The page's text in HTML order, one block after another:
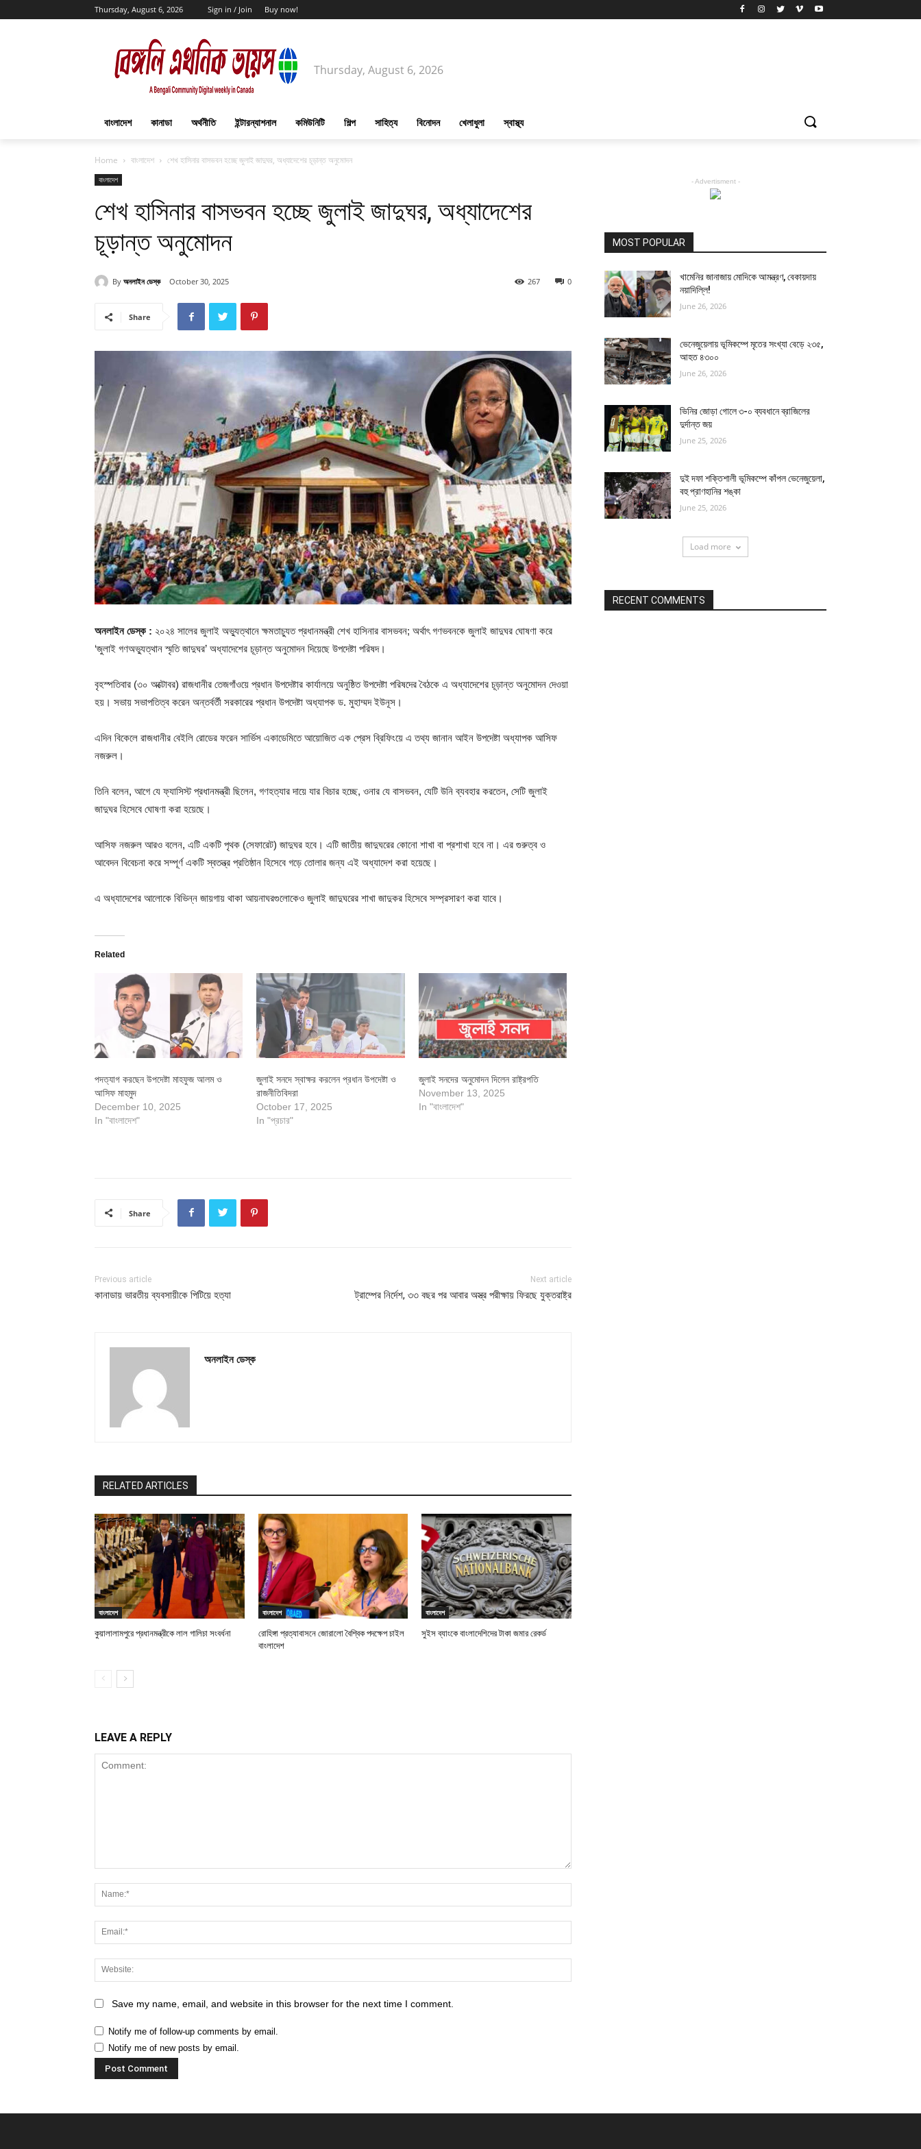
Thursday, August 6, 2026 Sign in / Join Buy now!
Thursday, August 6, 2026
বাংলাদেশ কানাডা অর্থনীতি ইন্টারন্যাশনাল কমিউনিটি শিল্প সাহিত্য বিনোদন খেলাধুলা স্বাস্থ্য
Home বাংলাদেশ শেখ হাসিনার বাসভবন হচ্ছে জুলাই জাদুঘর, অধ্যাদেশের চূড়ান্ত অনুমোদন
বাংলাদেশ
শেখ হাসিনার বাসভবন হচ্ছে জুলাই জাদুঘর, অধ্যাদেশের
চূড়ান্ত অনুমোদন
By অনলাইন ডেস্ক October 30, 2025 0
267
Share
অনলাইন ডেস্ক : ২০২৪ সালের জুলাই অভ্যুত্থানে ক্ষমতাচ্যুত প্রধানমন্ত্রী শেখ হাসিনার বাসভবন; অর্থাৎ গণভবনকে জুলাই জাদুঘর ঘোষণা করে
‘জুলাই গণঅভ্যুত্থান স্মৃতি জাদুঘর’ অধ্যাদেশের চূড়ান্ত অনুমোদন দিয়েছে উপদেষ্টা পরিষদ।
বৃহস্পতিবার (৩০ অক্টোবর) রাজধানীর তেজগাঁওয়ে প্রধান উপদেষ্টার কার্যালয়ে অনুষ্ঠিত উপদেষ্টা পরিষদের বৈঠকে এ অধ্যাদেশের চূড়ান্ত অনুমোদন দেওয়া
হয়। সভায় সভাপতিত্ব করেন অন্তর্বর্তী সরকারের প্রধান উপদেষ্টা অধ্যাপক ড. মুহাম্মদ ইউনূস।
এদিন বিকেলে রাজধানীর বেইলি রোডের ফরেন সার্ভিস একাডেমিতে আয়োজিত এক প্রেস ব্রিফিংয়ে এ তথ্য জানান আইন উপদেষ্টা অধ্যাপক আসিফ
নজরুল।
তিনি বলেন, আগে যে ফ্যাসিস্ট প্রধানমন্ত্রী ছিলেন, গণহত্যার দায়ে যার বিচার হচ্ছে, ওনার যে বাসভবন, যেটি উনি ব্যবহার করতেন, সেটি জুলাই
জাদুঘর হিসেবে ঘোষণা করা হয়েছে।
আসিফ নজরুল আরও বলেন, এটি একটি পৃথক (সেফারেট) জাদুঘর হবে। এটি জাতীয় জাদুঘরের কোনো শাখা বা প্রশাখা হবে না। এর গুরুত্ব ও
আবেদন বিবেচনা করে সম্পূর্ণ একটি স্বতন্ত্র প্রতিষ্ঠান হিসেবে গড়ে তোলার জন্য এই অধ্যাদেশ করা হয়েছে।
এ অধ্যাদেশের আলোকে বিভিন্ন জায়গায় থাকা আয়নাঘরগুলোকেও জুলাই জাদুঘরের শাখা জাদুকর হিসেবে সম্প্রসারণ করা যাবে।
Related
পদত্যাগ করছেন উপদেষ্টা মাহফুজ আলম ও
আসিফ মাহমুদ
December 10, 2025
In "বাংলাদেশ"
জুলাই সনদে স্বাক্ষর করলেন প্রধান উপদেষ্টা ও
রাজনীতিবিদরা
October 17, 2025
In "প্রচার"
জুলাই সনদের অনুমোদন দিলেন রাষ্ট্রপতি
November 13, 2025
In "বাংলাদেশ"
Share
Previous article
কানাডায় ভারতীয় ব্যবসায়ীকে পিটিয়ে হত্যা
Next article
ট্রাম্পের নির্দেশ, ৩৩ বছর পর আবার অস্ত্র পরীক্ষায় ফিরছে যুক্তরাষ্ট্র
অনলাইন ডেস্ক
RELATED ARTICLES
বাংলাদেশ
কুয়ালালামপুরে প্রধানমন্ত্রীকে লাল গালিচা সংবর্ধনা
বাংলাদেশ
রোহিঙ্গা প্রত্যাবাসনে জোরালো বৈশ্বিক পদক্ষেপ চাইল
বাংলাদেশ
বাংলাদেশ
সুইস ব্যাংকে বাংলাদেশিদের টাকা জমার রেকর্ড
LEAVE A REPLY
Save my name, email, and website in this browser for the next time I comment.
Notify me of follow-up comments by email.
Notify me of new posts by email.
- Advertisment -
MOST POPULAR
খামেনির জানাজায় মোদিকে আমন্ত্রণ, বেকায়দায়
নয়াদিল্লি!
June 26, 2026
ভেনেজুয়েলায় ভূমিকম্পে মৃতের সংখ্যা বেড়ে ২৩৫,
আহত ৪৩০০
June 26, 2026
ভিনির জোড়া গোলে ৩-০ ব্যবধানে ব্রাজিলের
দুর্দান্ত জয়
June 25, 2026
দুই দফা শক্তিশালী ভূমিকম্পে কাঁপল ভেনেজুয়েলা,
বহু প্রাণহানির শঙ্কা
June 25, 2026
Load more
RECENT COMMENTS